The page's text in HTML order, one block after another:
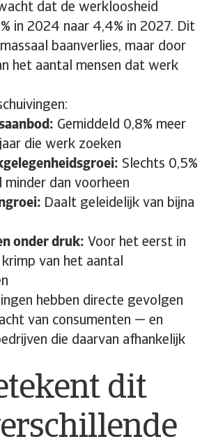
dat de werkloosheid
in 2024 naar 4,4% in 2027. Dit
baanverlies, maar door
het aantal mensen dat werk
Gemiddeld 0,8% meer
die werk zoeken
Slechts 0,5%
minder dan voorheen
Daalt geleidelijk van bijna
onder druk: Voor het eerst in
van het aantal
hebben directe gevolgen
van consumenten — en
die daarvan afhankelijk
dit